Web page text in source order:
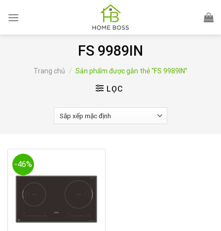
FS 9989IN
Trang chủ / Sản phẩm được gắn thẻ “FS 9989IN”
LỌC
-46%